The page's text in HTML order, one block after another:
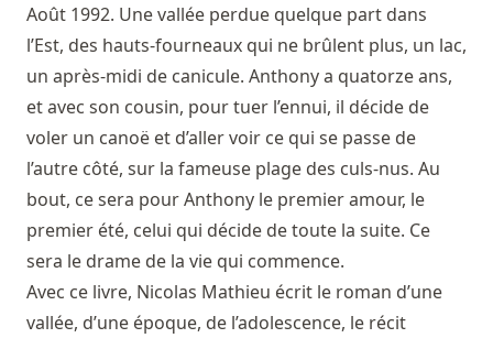
Août 1992. Une vallée perdue quelque part dans
l’Est, des hauts-fourneaux qui ne brûlent plus, un lac,
un après-midi de canicule. Anthony a quatorze ans,
et avec son cousin, pour tuer l’ennui, il décide de
voler un canoë et d’aller voir ce qui se passe de
l’autre côté, sur la fameuse plage des culs-nus. Au
bout, ce sera pour Anthony le premier amour, le
premier été, celui qui décide de toute la suite. Ce
sera le drame de la vie qui commence.
Avec ce livre, Nicolas Mathieu écrit le roman d’une
vallée, d’une époque, de l’adolescence, le récit